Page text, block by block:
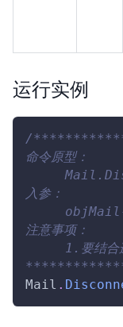
运行实例
/
命令原型：
入参：
注意事项：
1.要结合
Mail .